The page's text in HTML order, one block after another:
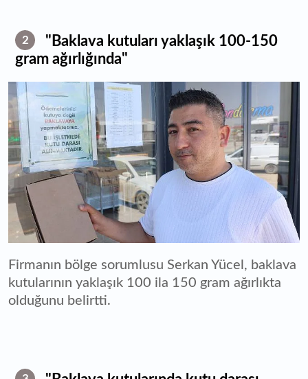
2
"Baklava kutuları yaklaşık 100-150
gram ağırlığında"
Firmanın bölge sorumlusu Serkan Yücel, baklava
kutularının yaklaşık 100 ila 150 gram ağırlıkta
olduğunu belirtti.